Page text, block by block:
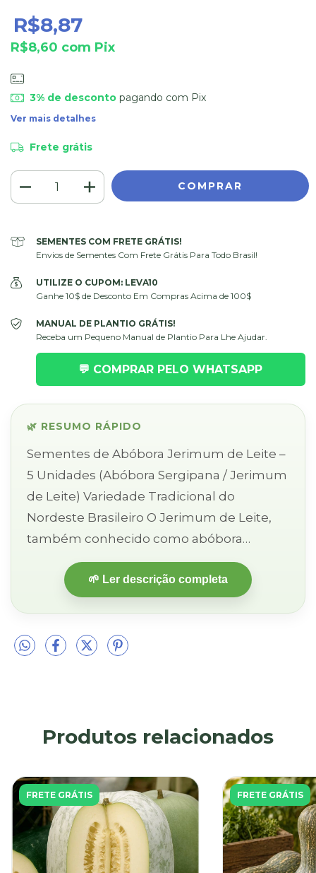
R$8,87
R$8,60 com Pix
3% de descontopagando com Pix
Ver mais detalhes
Frete grátis
SEMENTES COM FRETE GRÁTIS!
Envios de Sementes Com Frete Grátis Para Todo Brasil!
UTILIZE O CUPOM: LEVA10
Ganhe 10$ de Desconto Em Compras Acima de 100$
MANUAL DE PLANTIO GRÁTIS!
Receba um Pequeno Manual de Plantio Para Lhe Ajudar.
💬 COMPRAR PELO WHATSAPP
🌿 RESUMO RÁPIDO
Sementes de Abóbora Jerimum de Leite –
5 Unidades (Abóbora Sergipana / Jerimum
de Leite) Variedade Tradicional do
Nordeste Brasileiro O Jerimum de Leite,
também conhecido como abóbora
sergipana, é uma variedade regional
muito cultivada no Nordeste, especialm...
🌱 Ler descrição completa
Produtos relacionados
FRETE GRÁTIS FRETE GRÁTIS